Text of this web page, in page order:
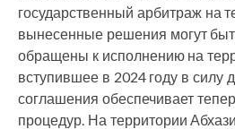
государственный арбитраж на
вынесенные решения могут
обращены к исполнению на
вступившее в 2024 году в силу
соглашения обеспечивает
процедур. На территории